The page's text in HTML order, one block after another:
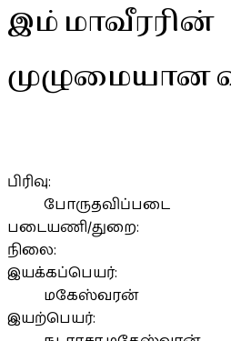
இம் மாவீரரின்
முழுமையான
பிரிவு:
போருதவிப்படை
படையணி/துறை:
நிலை:
இயக்கப்பெயர்:
மகேஸ்வரன்
இயற்பெயர்: